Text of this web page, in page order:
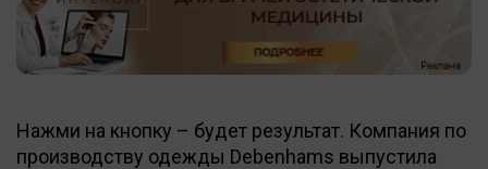
Нажми на кнопку – будет результат. Компания по
производству одежды Debenhams выпустила